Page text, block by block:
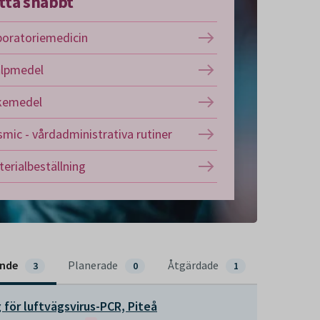
- vårdadministrativa rutiner
3 Planerade 0 Åtgärdade 1
luftvägsvirus-PCR, Piteå